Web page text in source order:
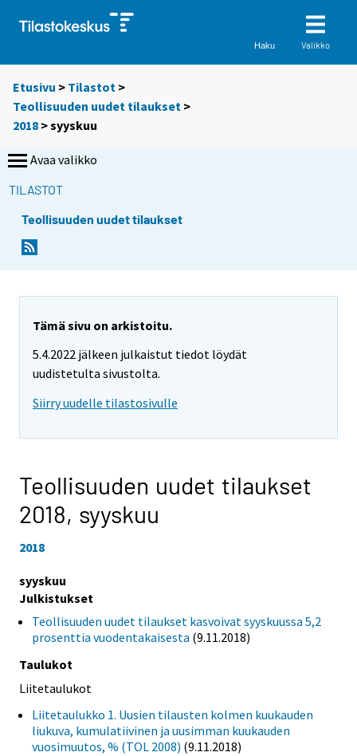
Haku Valikko
Etusivu > Tilastot >
Teollisuuden uudet tilaukset >
2018 >syyskuu
Avaa valikko
TILASTOT
Teollisuuden uudet tilaukset
Tämä sivu on arkistoitu.
5.4.2022 jälkeen julkaistut tiedot löydät
uudistetulta sivustolta.
Siirry uudelle tilastosivulle
Teollisuuden uudet tilaukset
2018, syyskuu
2018
syyskuu
Julkistukset
Teollisuuden uudet tilaukset kasvoivat syyskuussa 5,2
prosenttia vuodentakaisesta (9.11.2018)
Taulukot
Liitetaulukot
Liitetaulukko 1. Uusien tilausten kolmen kuukauden
liukuva, kumulatiivinen ja uusimman kuukauden
vuosimuutos, % (TOL 2008) (9.11.2018)